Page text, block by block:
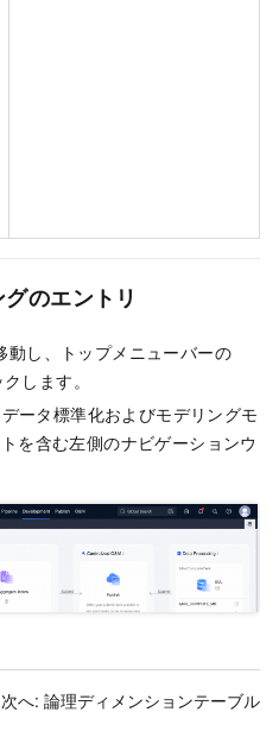
のエントリ
し、トップメニューバーの
します。
ータ標準化およびモデリングモ
を含む左側のナビゲーションウ
次へ: 論理ディメンションテーブル